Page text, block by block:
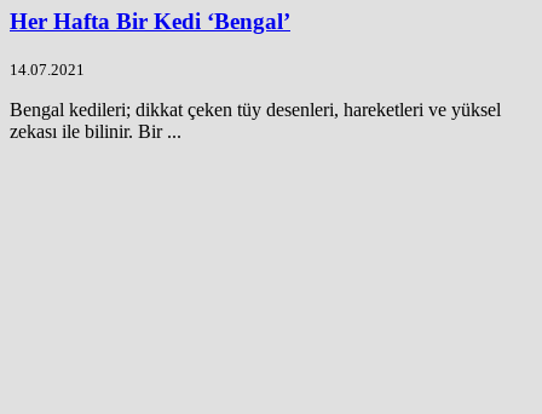
Her Hafta Bir Kedi ‘Bengal’
14.07.2021
Bengal kedileri; dikkat çeken tüy desenleri, hareketleri ve yüksel
zekası ile bilinir. Bir ...